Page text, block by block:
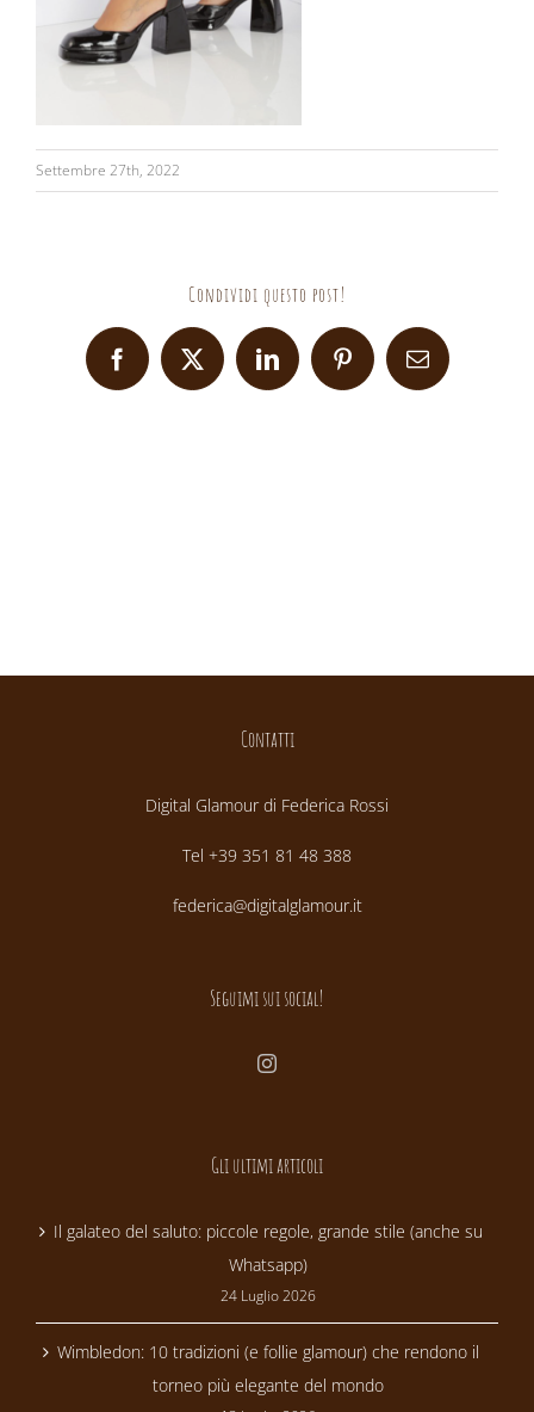
Settembre 27th, 2022
Condividi questo post!
Facebook
X LinkedInPinterestEmail
Contatti
Digital Glamour di Federica Rossi
Tel +39 351 81 48 388
federica@digitalglamour.it
Seguimi sui social!
Gli ultimi articoli
Il galateo del saluto: piccole regole, grande stile (anche su
Whatsapp)
24 Luglio 2026
Wimbledon: 10 tradizioni (e follie glamour) che rendono il
torneo più elegante del mondo